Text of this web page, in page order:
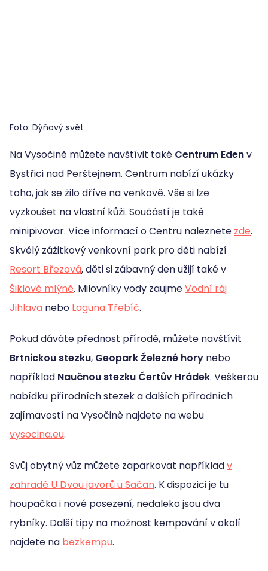
Foto: Dýňový svět
Na Vysočině můžete navštívit také Centrum Edenv
Bystřici nad Perštejnem. Centrum nabízí ukázky
toho, jak se žilo dříve na venkově. Vše si lze
vyzkoušet na vlastní kůži. Součástí je také
minipivovar. Více informací o Centru naleznete zde.
Skvělý zážitkový venkovní park pro děti nabízí
Resort Březová, děti si zábavný den užijí také v
Šiklově mlýně. Milovníky vody zaujmeVodní ráj
Jihlava nebo Laguna Třebíč.
Pokud dáváte přednost přírodě, můžete navštívit
Brtnickou stezku, Geopark Železné hory nebo
například Naučnou stezku Čertův Hrádek. Veškerou
nabídku přírodních stezek a dalších přírodních
zajímavostí na Vysočině najdete na webu
vysocina.eu.
Svůj obytný vůz můžete zaparkovat napříkladv
zahradě U Dvou javorů u Sačan. K dispozici je tu
houpačka i nové posezení, nedaleko jsou dva
rybníky. Další tipy na možnost kempování v okolí
najdete na bezkempu.